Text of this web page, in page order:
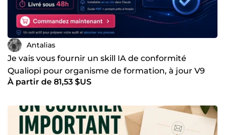
Antalias
Je vais vous fournir un skill IA de conformité
Qualiopi pour organisme de formation, à jour V9
À partir de 81,53 $US